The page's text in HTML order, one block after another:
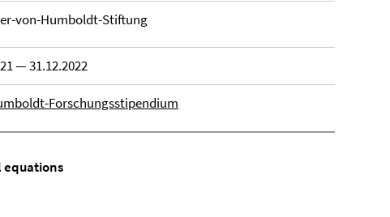
von-Humboldt-Stiftung
— 31.12.2022
Forschungsstipendium
equations